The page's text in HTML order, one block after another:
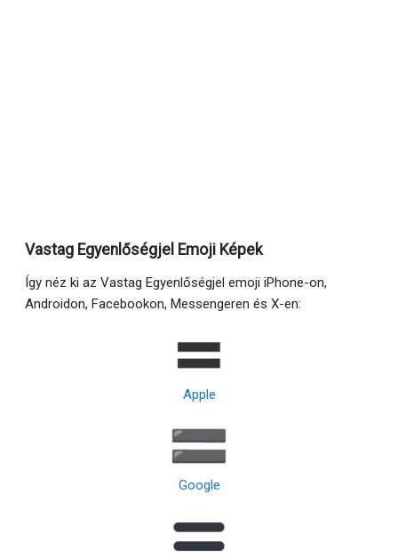
Vastag Egyenlőségjel Emoji Képek
Így néz ki az Vastag Egyenlőségjel emoji iPhone-on,
Androidon, Facebookon, Messengeren és X-en:
Apple
Google